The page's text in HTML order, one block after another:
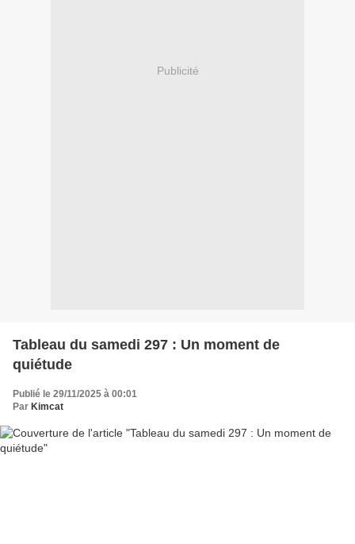
Publicité
Tableau du samedi 297 : Un moment de
quiétude
Publié le 29/11/2025 à 00:01
Par Kimcat